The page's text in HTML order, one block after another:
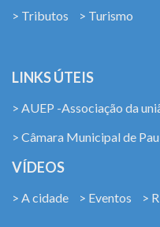
> Tributos
> Turismo
LINKS ÚTEIS
> AUEP -Associação da
> Câmara Municipal de
VÍDEOS
> A cidade > Eventos >